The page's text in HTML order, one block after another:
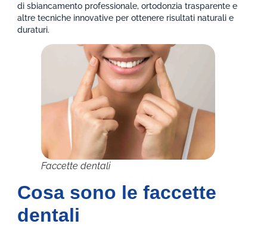
di sbiancamento professionale, ortodonzia trasparente e
altre tecniche innovative per ottenere risultati naturali e
duraturi.
Faccette dentali
Cosa sono le faccette
dentali